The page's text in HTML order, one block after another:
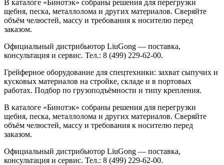
В каталоге «Бинотэк» собраны решения для перегрузки
щебня, песка, металлолома и других материалов. Сверяйте
объём челюстей, массу и требования к носителю перед
заказом.
Официальный дистрибьютор LiuGong — поставка,
консультация и сервис. Тел.: 8 (499) 229-62-00.
Грейферное оборудование для спецтехники: захват сыпучих и
кусковых материалов на стройке, складе и в портовых
работах. Подбор по грузоподъёмности и типу крепления.
В каталоге «Бинотэк» собраны решения для перегрузки
щебня, песка, металлолома и других материалов. Сверяйте
объём челюстей, массу и требования к носителю перед
заказом.
Официальный дистрибьютор LiuGong — поставка,
консультация и сервис. Тел.: 8 (499) 229-62-00.